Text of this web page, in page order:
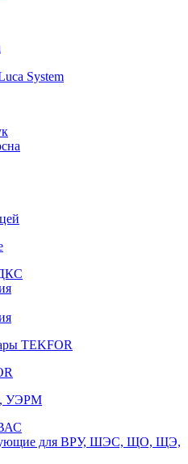
System
TEKFOR
УЭРМ
для ВРУ, ШЭС, ЩО, ЩЭ,